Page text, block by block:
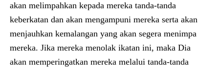
akan melimpahkan kepada mereka tanda-tanda
keberkatan dan akan mengampuni mereka serta akan
menjauhkan kemalangan yang akan segera menimpa
mereka. Jika mereka menolak ikatan ini, maka Dia
akan memperingatkan mereka melalui tanda-tanda